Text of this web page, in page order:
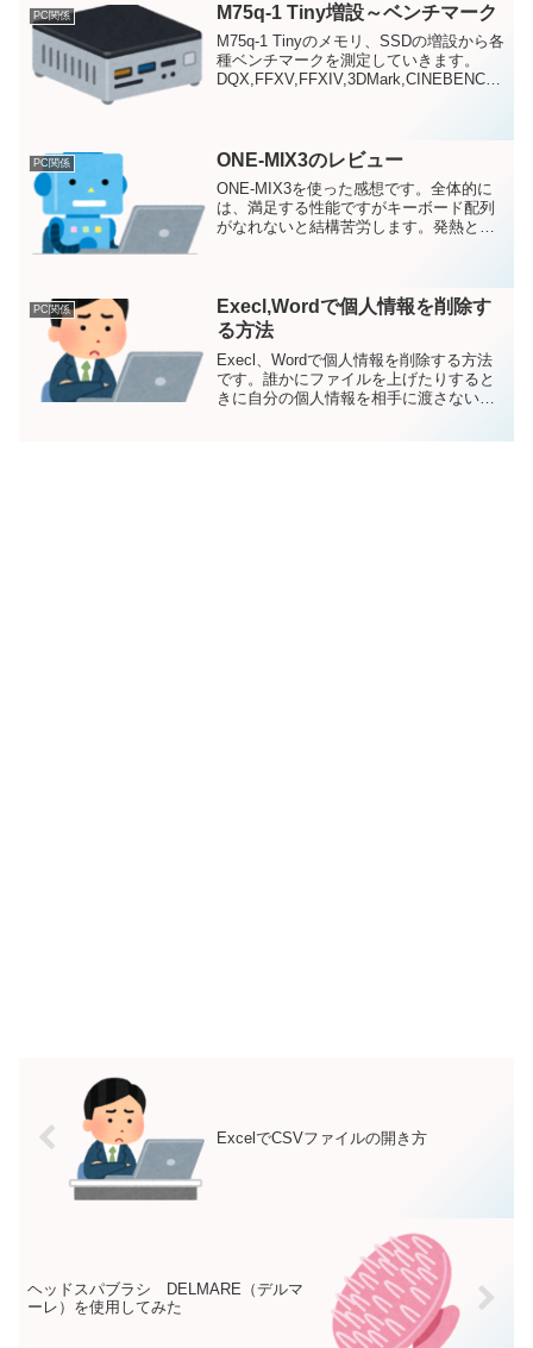
PC関係 M75q-1 Tiny増設～ベンチマーク
M75q-1 Tinyのメモリ、SSDの増設から各
種ベンチマークを測定していきます。
DQX,FFXV,FFXIV,3DMark,CINEBENCH
PC関係 ONE-MIX3のレビュー
ONE-MIX3を使った感想です。全体的に
は、満足する性能ですがキーボード配列
がなれないと結構苦労します。発熱とポ
ィングディバイスは、おまけ程度に思っ
ていたほうがいいと思います。
PC関係
Execl,Wordで個人情報を削除す
る方法
Execl、Wordで個人情報を削除する方法
です。誰かにファイルを上げたりすると
きに自分の個人情報を相手に渡さないよ
ExcelでCSVファイルの開き方
ヘッドスパブラシ DELMARE（デルマ
ーレ）を使用してみた